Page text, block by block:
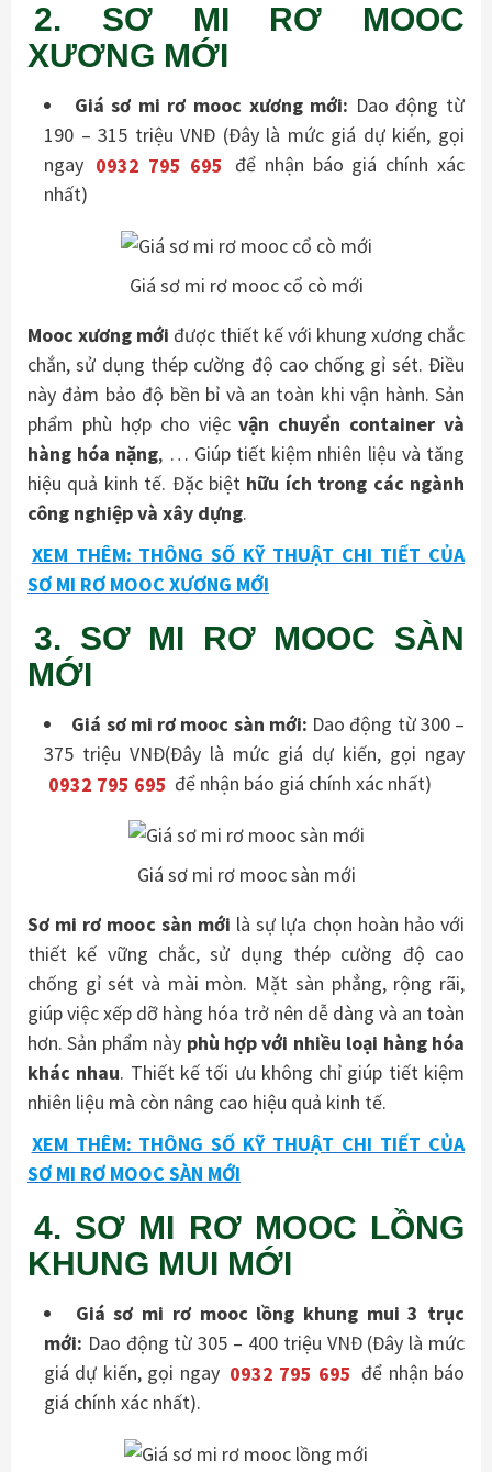
2. SƠ MI RƠ MOOC
XƯƠNG MỚI
Giá sơ mi rơ mooc xương mới: Dao động từ
190 – 315 triệu VNĐ (Đây là mức giá dự kiến, gọi
ngay 0932 795 695
để nhận báo giá chính xác
nhất)
Giá sơ mi rơ mooc cổ cò mới
Mooc xương mới được thiết kế với khung xương chắc
chắn, sử dụng thép cường độ cao chống gỉ sét. Điều
này đảm bảo độ bền bỉ và an toàn khi vận hành. Sản
phẩm phù hợp cho việcvận chuyển container và
hàng hóa nặng, … Giúp tiết kiệm nhiên liệu và tăng
hiệu quả kinh tế. Đặc biệt hữu ích trong các ngành
công nghiệp và xây dựng.
XEM THÊM: THÔNG SỐ KỸ THUẬT CHI TIẾT CỦA
SƠ MI RƠ MOOC XƯƠNG MỚI
3. SƠ MI RƠ MOOC SÀN
MỚI
Giá sơ mi rơ mooc sàn mới: Dao động từ 300 –
375 triệu VNĐ(Đây là mức giá dự kiến, gọi ngay
0932 795 695 để nhận báo giá chính xác nhất)
Giá sơ mi rơ mooc sàn mới
Sơ mi rơ mooc sàn mới là sự lựa chọn hoàn hảo với
thiết kế vững chắc, sử dụng thép cường độ cao
chống gỉ sét và mài mòn. Mặt sàn phẳng, rộng rãi,
giúp việc xếp dỡ hàng hóa trở nên dễ dàng và an toàn
hơn. Sản phẩm này phù hợp với nhiều loại hàng hóa
khác nhau. Thiết kế tối ưu không chỉ giúp tiết kiệm
nhiên liệu mà còn nâng cao hiệu quả kinh tế.
XEM THÊM: THÔNG SỐ KỸ THUẬT CHI TIẾT CỦA
SƠ MI RƠ MOOC SÀN MỚI
4. SƠ MI RƠ MOOC LỒNG
KHUNG MUI MỚI
Giá sơ mi rơ mooc lồng khung mui 3 trục
mới: Dao động từ 305 – 400 triệu VNĐ (Đây là mức
giá dự kiến, gọi ngay 0932 795 695 để nhận báo
giá chính xác nhất).